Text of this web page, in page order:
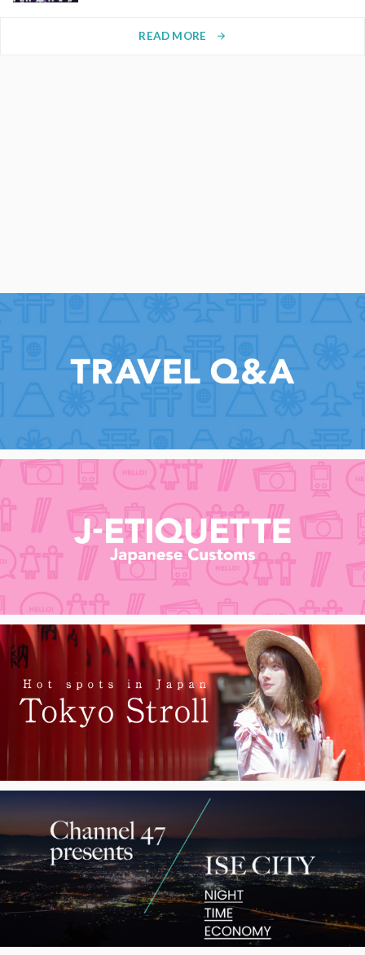
READ MORE arrow_forward